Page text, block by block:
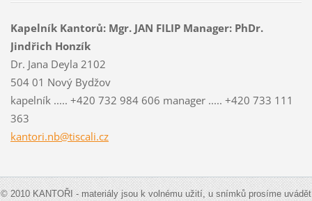
Kapelník Kantorů: Mgr. JAN FILIP Manager: PhDr.
Jindřich Honzík
Dr. Jana Deyla 2102
504 01 Nový Bydžov
kapelník ..... +420 732 984 606 manager ..... +420 733 111
363
kantori.nb@tiscali.cz
© 2010 KANTOŘI - materiály jsou k volnému užití, u snímků prosíme uvádět